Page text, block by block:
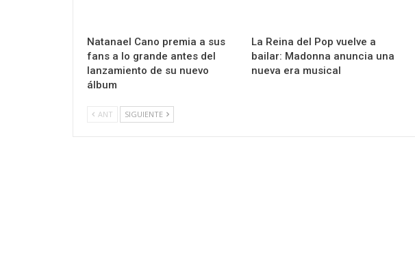
Natanael Cano premia a sus
fans a lo grande antes del
lanzamiento de su nuevo
álbum
La Reina del Pop vuelve a
bailar: Madonna anuncia una
nueva era musical
ANT SIGUIENTE